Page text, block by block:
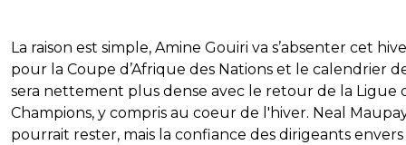
La raison est simple, Amine Gouiri va s’absenter cet
pour la Coupe d’Afrique des Nations et le calendrier
sera nettement plus dense avec le retour de la Ligue
Champions, y compris au coeur de l'hiver. Neal
pourrait rester, mais la confiance des dirigeants envers